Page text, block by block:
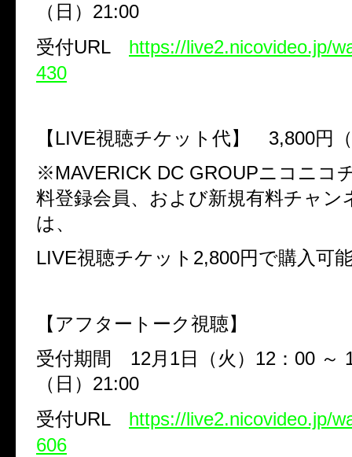
（日） 21:00
受付URL
https://live2.nicovideo.jp/
430
【 LIVE視聴チケット代】 3,800円
※MAVERICK DC GROUPニコニコ
料登録会員、および新規有料チャン
は、
LIVE視聴チケット 2,800円で購入可
【アフタートーク視聴】
受付期間 12月 1日（火） 12 ： 00 ～
（日） 21:00
受付URL
https://live2.nicovideo.jp/
606